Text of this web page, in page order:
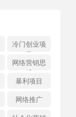
冷门创业项
目
网络营销思
维
暴利项目
网络推广